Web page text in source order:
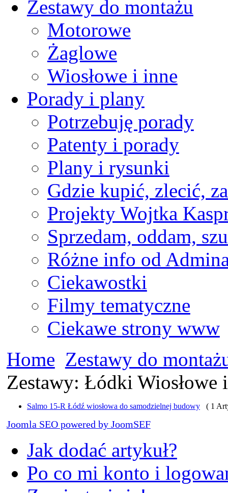
Zestawy do montażu
Motorowe
Żaglowe
Wiosłowe i inne
Porady i plany
Potrzebuję porady
Patenty i porady
Plany i rysunki
Gdzie kupić, zlecić,
Projekty Wojtka
Sprzedam, oddam,
Różne info od
Ciekawostki
Filmy tematyczne
Ciekawe strony www
Home Zestawy do
Zestawy: Łódki Wiosłowe
Salmo 15-R Łódź wiosłowa do samodzielnej budowy ( 1
Joomla SEO powered by JoomSEF
Jak dodać artykuł?
Po co mi konto i